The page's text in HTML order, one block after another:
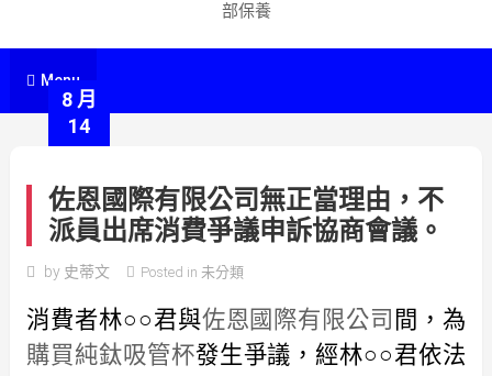
部保養
Menu
8 月
14
佐恩國際有限公司無正當理由，不
派員出席消費爭議申訴協商會議。
by 史蒂文 Posted in 未分類
消費者林○○君與佐恩國際有限公司 間，為
購買純鈦吸管杯發生爭議，經林○○君依法